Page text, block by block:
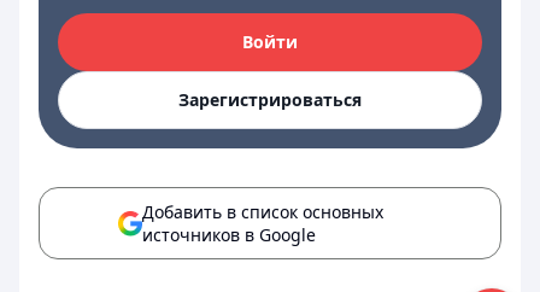
Войти
Зарегистрироваться
Добавить в список основных
источников в Google